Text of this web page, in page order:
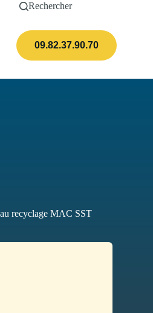
Rechercher
Actualités
09.82.37.90.70
recyclage MAC SST